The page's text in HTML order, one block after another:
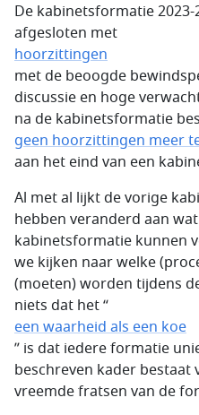
De kabinetsformatie
afgesloten met
hoorzittingen
met de beoogde
discussie en hoge
na de kabinetsformatie
geen hoorzittingen meer
aan het eind van een
Al met al lijkt de vorige
hebben veranderd aan
kabinetsformatie kunnen
we kijken naar welke
(moeten) worden tijdens
niets dat het “
een waarheid als een koe
” is dat iedere formatie
beschreven kader bestaat
vreemde fratsen van de